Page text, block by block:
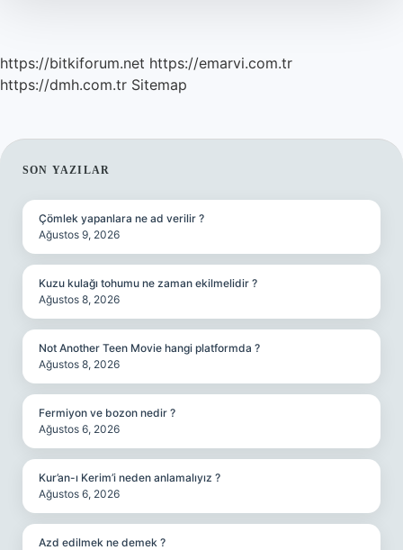
https://bitkiforum.net https://emarvi.com.tr
https://dmh.com.tr Sitemap
SIDEBAR
SON YAZILAR
Çömlek yapanlara ne ad verilir ?
Ağustos 9, 2026
Kuzu kulağı tohumu ne zaman ekilmelidir ?
Ağustos 8, 2026
Not Another Teen Movie hangi platformda ?
Ağustos 8, 2026
Fermiyon ve bozon nedir ?
Ağustos 6, 2026
Kur’an-ı Kerim’i neden anlamalıyız ?
Ağustos 6, 2026
Azd edilmek ne demek ?